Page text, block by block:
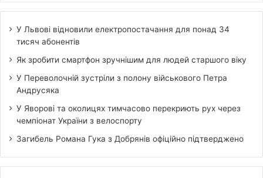
У Львові відновили електропостачання для понад 34
тисяч абонентів
Як зробити смартфон зручнішим для людей старшого віку
У Переволочній зустріли з полону військового Петра
Андрусяка
У Яворові та околицях тимчасово перекриють рух через
чемпіонат України з велоспорту
Загибель Романа Гука з Добрянів офіційно підтверджено